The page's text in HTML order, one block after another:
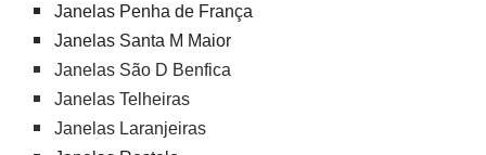
Janelas Penha de França
Janelas Santa M Maior
Janelas São D Benfica
Janelas Telheiras
Janelas Laranjeiras